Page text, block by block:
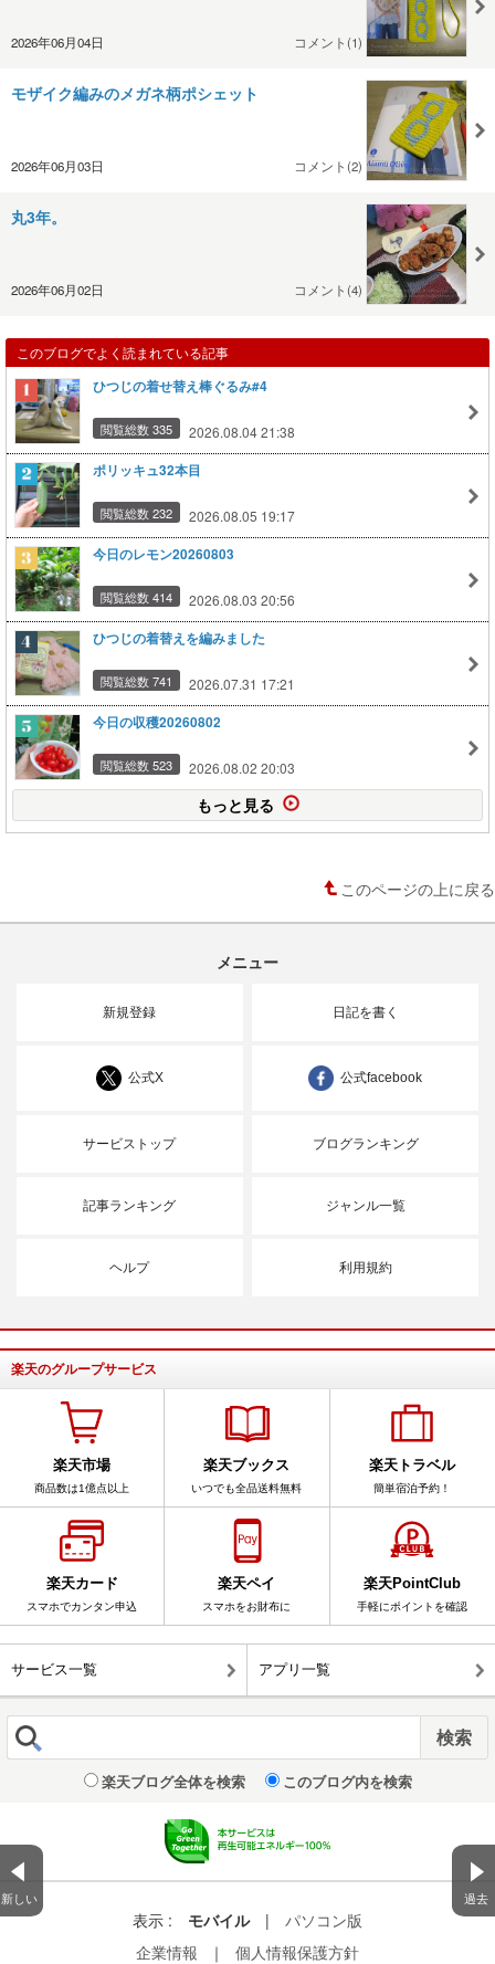
新しい 過去
2026年06月04日 コメント(1)
モザイク編みのメガネ柄ポシェット
2026年06月03日 コメント(2)
丸3年。
2026年06月02日 コメント(4)
このブログでよく読まれている記事
ひつじの着せ替え棒ぐるみ#4
閲覧総数 335 2026.08.04 21:38
ポリッキュ32本目
閲覧総数 232 2026.08.05 19:17
今日のレモン20260803
閲覧総数 414 2026.08.03 20:56
ひつじの着替えを編みました
閲覧総数 741 2026.07.31 17:21
今日の収穫20260802
閲覧総数 523 2026.08.02 20:03
もっと見る
このページの上に戻る
メニュー
新規登録 日記を書く
公式X 公式facebook
サービストップ ブログランキング
記事ランキング ジャンル一覧
ヘルプ 利用規約
楽天のグループサービス
楽天市場
商品数は1億点以上
楽天ブックス
いつでも全品送料無料
楽天トラベル
簡単宿泊予約！
楽天カード
スマホでカンタン申込
楽天ペイ
スマホをお財布に
楽天PointClub
手軽にポイントを確認
サービス一覧 アプリ一覧
楽天ブログ全体を検索 このブログ内を検索
表示 : モバイル |
パソコン版
企業情報
｜ 個人情報保護方針